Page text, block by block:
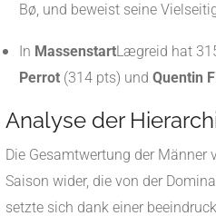
Bø, und beweist seine
In MassenstartLægreid hat
Perrot (314 pts) und Quentin
Analyse der
Die Gesamtwertung der Männer
Saison wider, die von der
setzte sich dank einer